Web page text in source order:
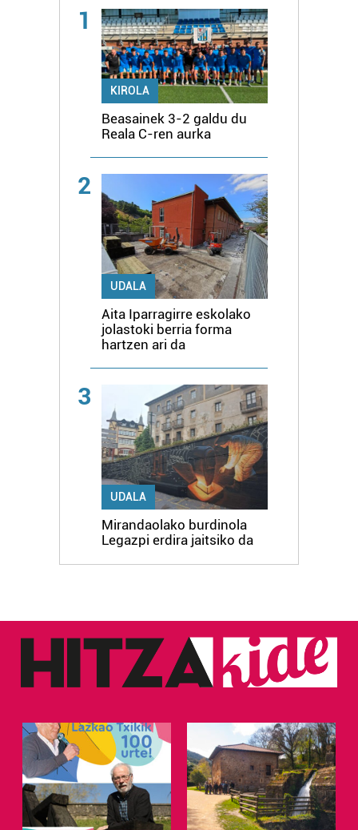
1
KIROLA
Beasainek 3-2 galdu du
Reala C-ren aurka
2
UDALA
Aita Iparragirre eskolako
jolastoki berria forma
hartzen ari da
3
UDALA
Mirandaolako burdinola
Legazpi erdira jaitsiko da